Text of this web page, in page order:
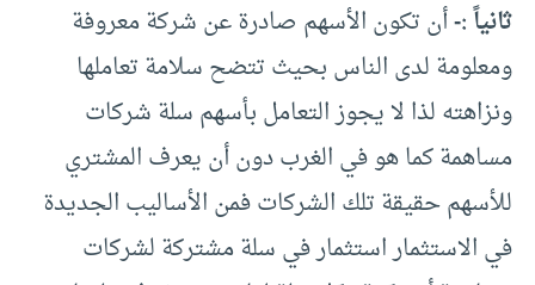
ثانياً :-أن تكون الأسهم صادرة عن شركة معروفة
ومعلومة لدى الناس بحيث تتضح سلامة تعاملها
ونزاهته لذا لا يجوز التعامل بأسهم سلة شركات
مساهمة كما هو في الغرب دون أن يعرف المشتري
للأسهم حقيقة تلك الشركات فمن الأساليب الجديدة
في الاستثمار استثمار في سلة مشتركة لشركات